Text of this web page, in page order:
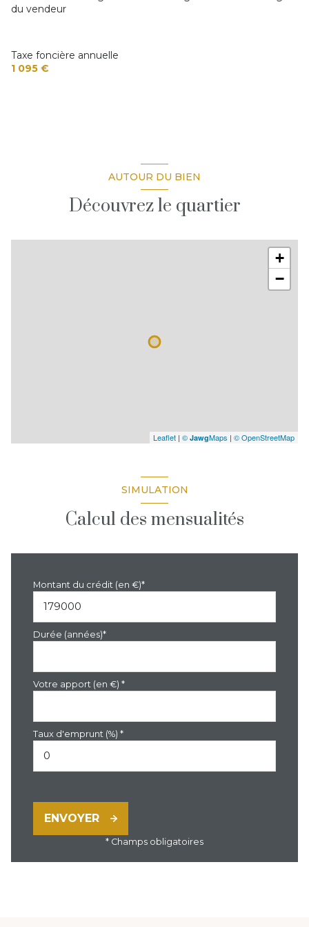
du vendeur
Taxe foncière annuelle
1 095 €
AUTOUR DU BIEN
Découvrez le quartier
+
−
Leaflet | © JawgMaps | © OpenStreetMap
SIMULATION
Calcul des mensualités
Montant du crédit (en €)*
Durée (années)*
Votre apport (en €) *
Taux d'emprunt (%) *
ENVOYER
* Champs obligatoires